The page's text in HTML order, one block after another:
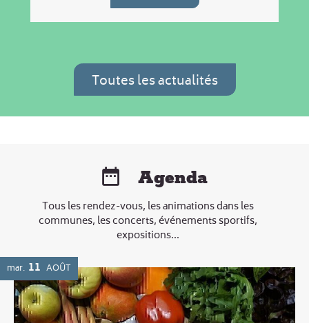
Toutes les actualités
Agenda
Tous les rendez-vous, les animations dans les
communes, les concerts, événements sportifs,
expositions...
mar. 11 AOÛT